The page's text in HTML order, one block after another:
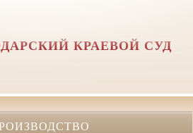
КРАЕВОЙ СУД